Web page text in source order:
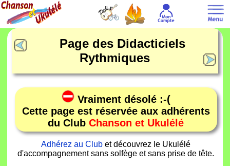
Page des Didacticiels
Rythmiques
Vraiment désolé :-(
Cette page est réservée aux adhérents
du ClubChanson et Ukulélé
Adhérez au Club et découvrez le Ukulélé
d'accompagnement sans solfège et sans prise de tête.